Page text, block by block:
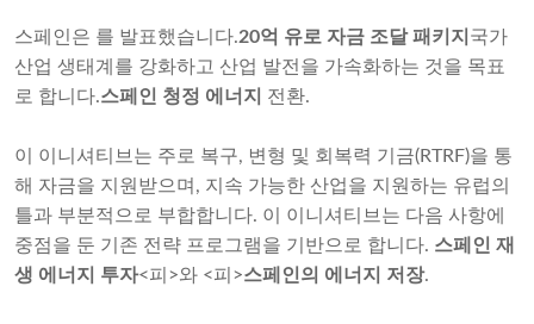
스페인은 를 발표했습니다.20억 유로 자금 조달 패키지 국가
산업 생태계를 강화하고 산업 발전을 가속화하는 것을 목표
로 합니다.스페인 청정 에너지 전환.
이 이니셔티브는 주로 복구, 변형 및 회복력 기금(RTRF)을 통
해 자금을 지원받으며, 지속 가능한 산업을 지원하는 유럽의
틀과 부분적으로 부합합니다. 이 이니셔티브는 다음 사항에
중점을 둔 기존 전략 프로그램을 기반으로 합니다. 스페인 재
생 에너지 투자<피>와 <피>스페인의 에너지 저장.